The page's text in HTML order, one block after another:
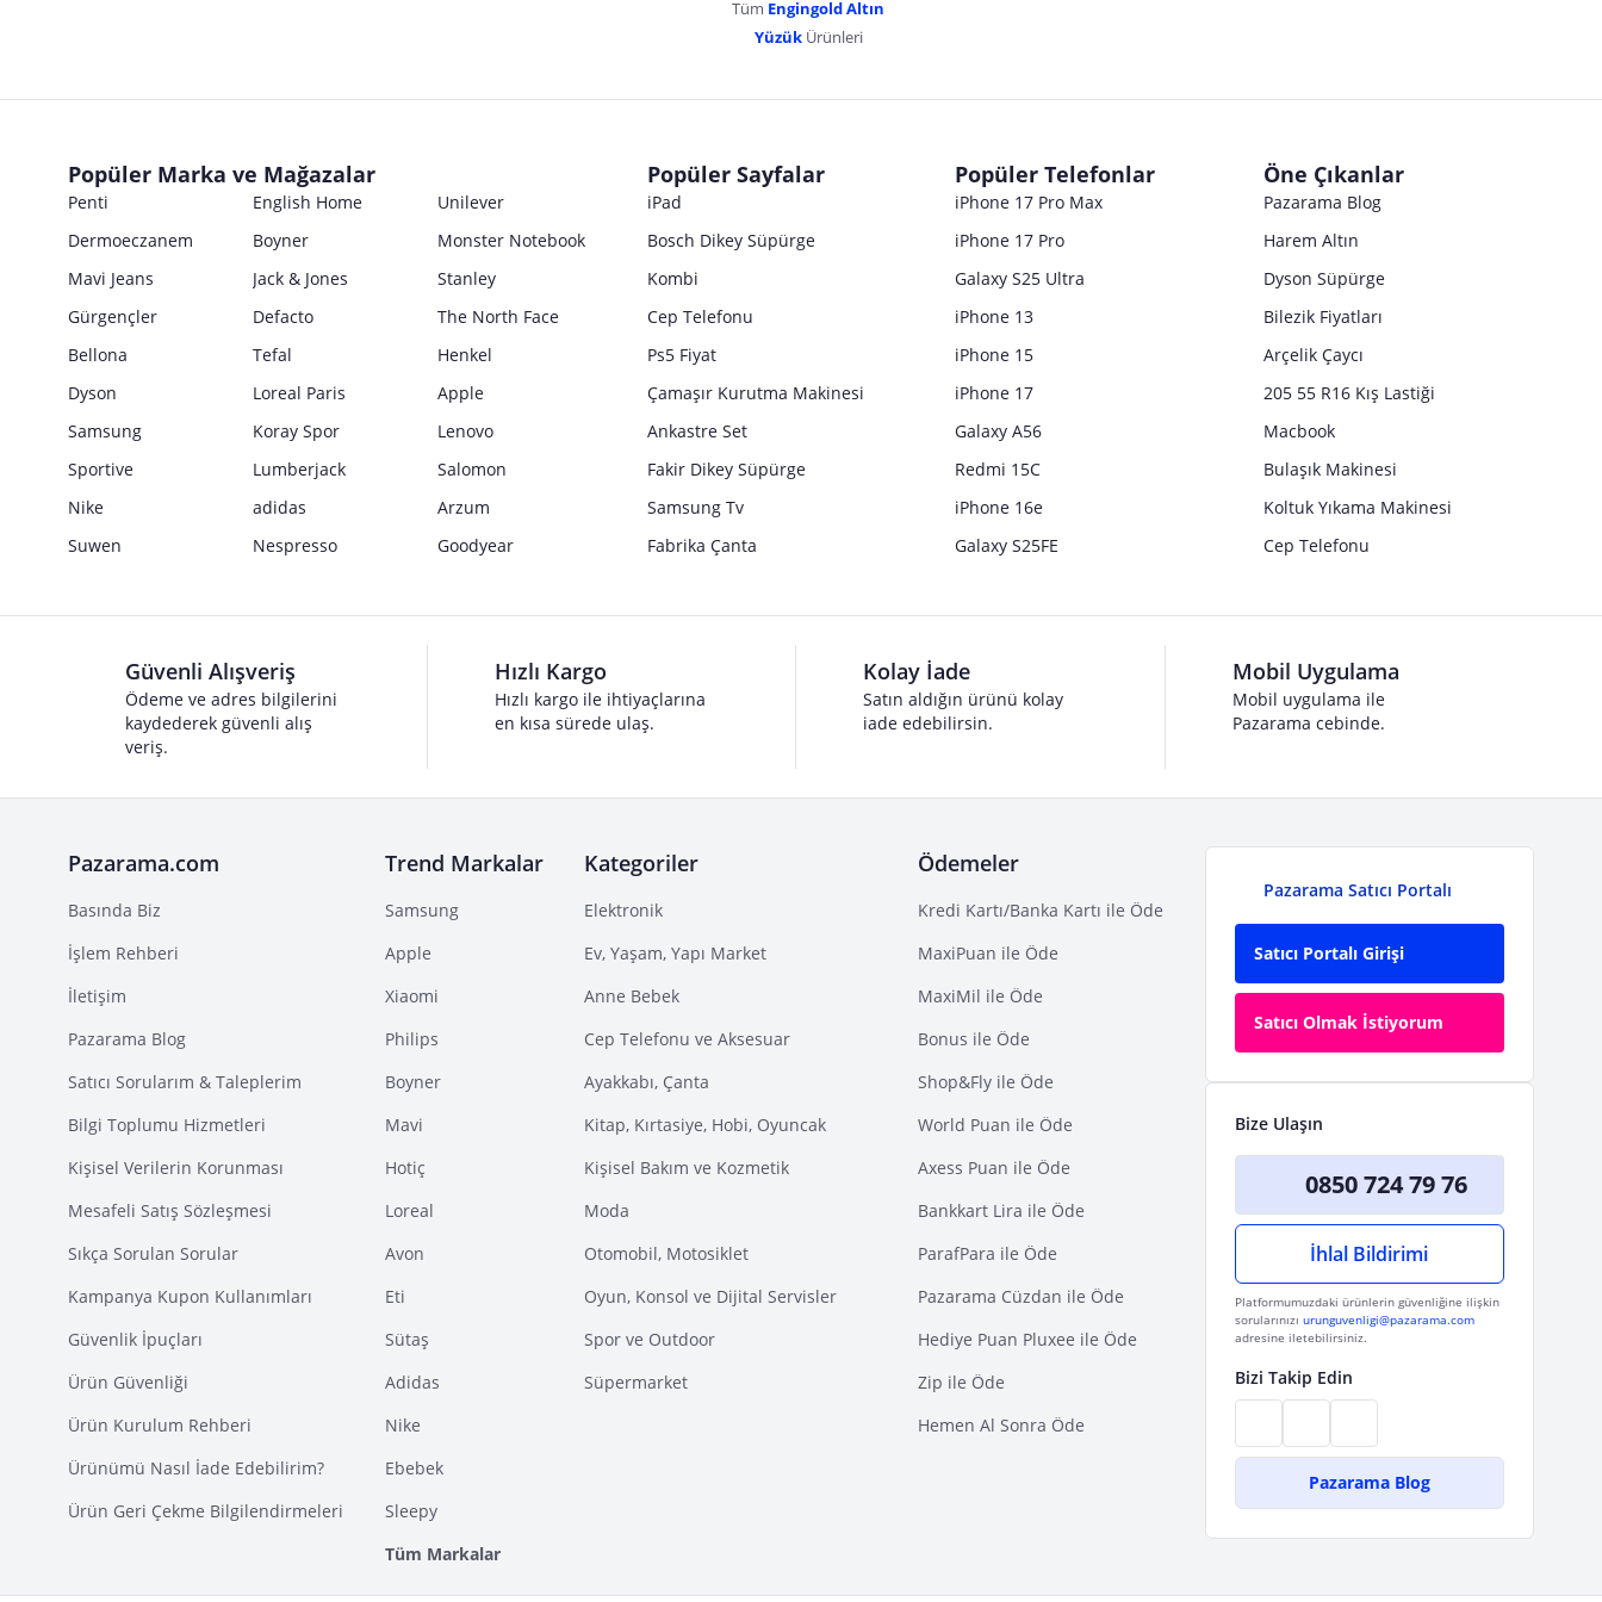
Tüm Engingold Altın
YüzükÜrünleri
Popüler Marka ve Mağazalar
Penti English Home
Unilever
Dermoeczanem
Boyner
Monster Notebook
Mavi Jeans
Jack & Jones
Stanley
Gürgençler
Defacto
The North Face
Bellona
Tefal
Henkel
Dyson
Loreal Paris
Apple
Samsung
Koray Spor
Lenovo
Sportive
Lumberjack
Salomon
Nike
adidas
Arzum
Suwen
Nespresso Goodyear
Popüler Sayfalar
iPad
Bosch Dikey Süpürge
Kombi
Cep Telefonu
Ps5 Fiyat
Çamaşır Kurutma Makinesi
Ankastre Set
Fakir Dikey Süpürge
Samsung Tv
Fabrika Çanta
Popüler Telefonlar
iPhone 17 Pro Max
iPhone 17 Pro
Galaxy S25 Ultra
iPhone 13
iPhone 15
iPhone 17
Galaxy A56
Redmi 15C
iPhone 16e
Galaxy S25FE
Öne Çıkanlar
Pazarama Blog
Harem Altın
Dyson Süpürge
Bilezik Fiyatları
Arçelik Çaycı
205 55 R16 Kış Lastiği
Macbook
Bulaşık Makinesi
Koltuk Yıkama Makinesi
Cep Telefonu
Güvenli Alışveriş
Ödeme ve adres bilgilerini
kaydederek güvenli alış
veriş.
Hızlı Kargo
Hızlı kargo ile ihtiyaçlarına
en kısa sürede ulaş.
Kolay İade
Satın aldığın ürünü kolay
iade edebilirsin.
Mobil Uygulama
Mobil uygulama ile
Pazarama cebinde.
Pazarama.com
Basında Biz
İşlem Rehberi
İletişim
Pazarama Blog
Satıcı Sorularım & Taleplerim
Bilgi Toplumu Hizmetleri
Kişisel Verilerin Korunması
Mesafeli Satış Sözleşmesi
Sıkça Sorulan Sorular
Kampanya Kupon Kullanımları
Güvenlik İpuçları
Ürün Güvenliği
Ürün Kurulum Rehberi
Ürünümü Nasıl İade Edebilirim?
Ürün Geri Çekme Bilgilendirmeleri
Trend Markalar
Samsung
Apple
Xiaomi
Philips
Boyner
Mavi
Hotiç
Loreal
Avon
Eti
Sütaş
Adidas
Nike
Ebebek
Sleepy
Tüm Markalar
Kategoriler
Elektronik
Ev, Yaşam, Yapı Market
Anne Bebek
Cep Telefonu ve Aksesuar
Ayakkabı, Çanta
Kitap, Kırtasiye, Hobi, Oyuncak
Kişisel Bakım ve Kozmetik
Moda
Otomobil, Motosiklet
Oyun, Konsol ve Dijital Servisler
Spor ve Outdoor
Süpermarket
Ödemeler
Kredi Kartı/Banka Kartı ile Öde
MaxiPuan ile Öde
MaxiMil ile Öde
Bonus ile Öde
Shop&Fly ile Öde
World Puan ile Öde
Axess Puan ile Öde
Bankkart Lira ile Öde
ParafPara ile Öde
Pazarama Cüzdan ile Öde
Hediye Puan Pluxee ile Öde
Zip ile Öde
Hemen Al Sonra Öde
Pazarama Satıcı Portalı
Satıcı Portalı Girişi
Satıcı Olmak İstiyorum
Bize Ulaşın
0850 724 79 76
İhlal Bildirimi
Platformumuzdaki ürünlerin güvenliğine ilişkin
sorularınızı urunguvenligi@pazarama.com
adresine iletebilirsiniz.
Bizi Takip Edin
Pazarama Blog